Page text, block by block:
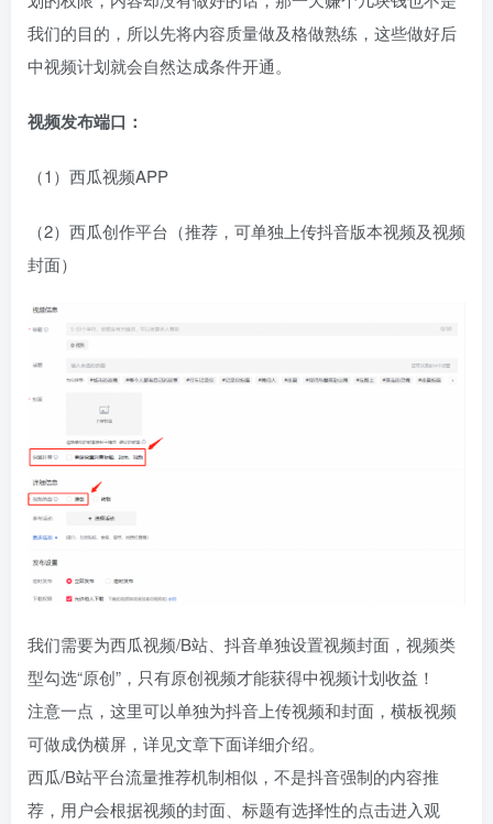
我们的目的，所以先将内容质量做及格做熟练，这些做好后
中视频计划就会自然达成条件开通。​​
视频发布端口：
（1）西瓜视频APP​
（2）西瓜创作平台（推荐，可单独上传抖音版本视频及视频
封面）
我们需要为西瓜视频/B站、抖音单独设置视频封面，视频类
型勾选“原创”，只有原创视频才能获得中视频计划收益！​
注意一点，这里可以单独为抖音上传视频和封面，横板视频
可做成伪横屏，详见文章下面详细介绍。​
西瓜/B站平台流量推荐机制相似，不是抖音强制的内容推
荐，用户会根据视频的封面、标题有选择性的点击进入观